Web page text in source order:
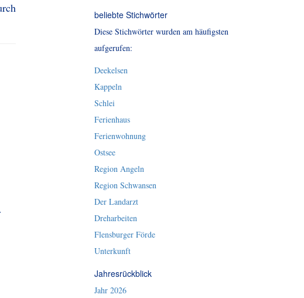
beliebte Stichwörter
Diese Stichwörter wurden am häufigsten
aufgerufen:
Deekelsen
Kappeln
Schlei
Ferienhaus
Ferienwohnung
Ostsee
Region Angeln
Region Schwansen
Der Landarzt
Dreharbeiten
Flensburger Förde
Unterkunft
Jahresrückblick
Jahr 2026